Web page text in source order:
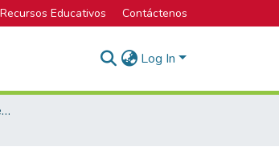
Recursos Educativos Contáctenos
Log In
Licenciatura en Ingeniería en Agronomía